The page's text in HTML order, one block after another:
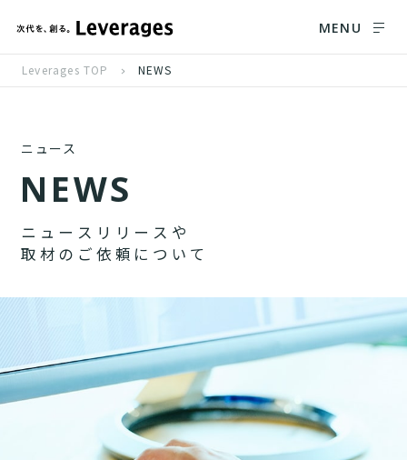
MENU
Leverages TOP NEWS
ニュース
NEWS
ニ ュ ー ス リ リ ー ス や
取 材 の ご 依 頼 に つ い て